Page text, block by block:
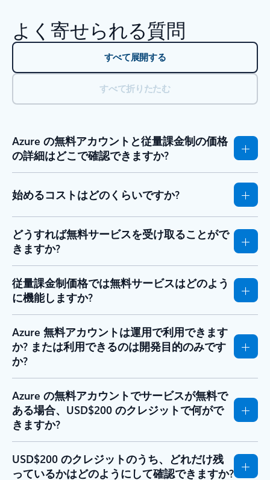
よく寄せられる質問
すべて展開する
すべて折りたたむ
Azure の無料アカウントと従量課金制の価格
の詳細はどこで確認できますか?
始めるコストはどのくらいですか?
どうすれば無料サービスを受け取ることがで
きますか?
従量課金制価格では無料サービスはどのよう
に機能しますか?
Azure 無料アカウントは運用で利用できます
か? または利用できるのは開発目的のみです
か?
Azure の無料アカウントでサービスが無料で
ある場合、USD$200 のクレジットで何がで
きますか?
USD$200 のクレジットのうち、どれだけ残
っているかはどのようにして確認できますか?